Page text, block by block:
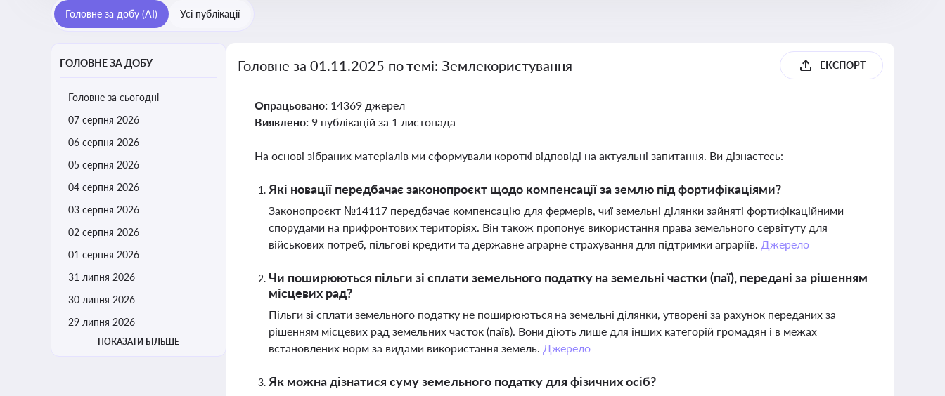
Головне за добу (AI) Усі публікації
ГОЛОВНЕ ЗА ДОБУ
Головне за сьогодні
07 серпня 2026
06 серпня 2026
05 серпня 2026
04 серпня 2026
03 серпня 2026
02 серпня 2026
01 серпня 2026
31 липня 2026
30 липня 2026
29 липня 2026
ПОКАЗАТИ БІЛЬШЕ
Головне за 01.11.2025 по темі: Землекористування ЕКСПОРТ
Опрацьовано: 14369 джерел
Виявлено: 9 публікацій за 1 листопада
На основі зібраних матеріалів ми сформували короткі відповіді на актуальні запитання. Ви дізнаєтесь:
Які новації передбачає законопроєкт щодо компенсації за землю під фортифікаціями?
Законопроєкт №14117 передбачає компенсацію для фермерів, чиї земельні ділянки зайняті фортифікаційними
спорудами на прифронтових територіях. Він також пропонує використання права земельного сервітуту для
військових потреб, пільгові кредити та державне аграрне страхування для підтримки аграріїв. Джерело
Чи поширюються пільги зі сплати земельного податку на земельні частки (паї), передані за рішенням
місцевих рад?
Пільги зі сплати земельного податку не поширюються на земельні ділянки, утворені за рахунок переданих за
рішенням місцевих рад земельних часток (паїв). Вони діють лише для інших категорій громадян і в межах
встановлених норм за видами використання земель. Джерело
Як можна дізнатися суму земельного податку для фізичних осіб?